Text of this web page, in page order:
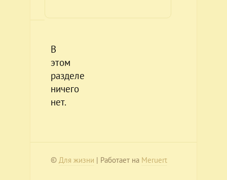
В
этом
разделе
ничего
нет.
© Для жизни | Работает на Meruert